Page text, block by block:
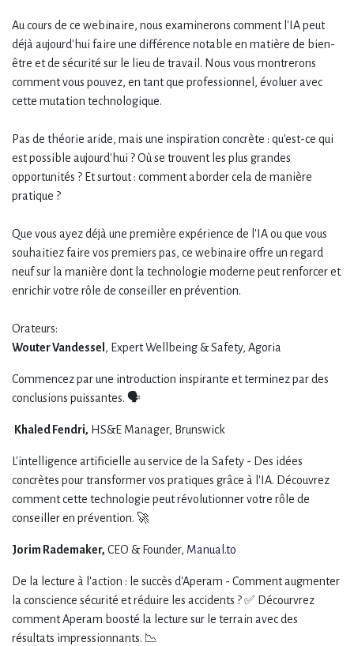
Au cours de ce webinaire, nous examinerons comment l'IA peut
déjà aujourd'hui faire une différence notable en matière de bien-
être et de sécurité sur le lieu de travail. Nous vous montrerons
comment vous pouvez, en tant que professionnel, évoluer avec
cette mutation technologique.
Pas de théorie aride, mais une inspiration concrète : qu'est-ce qui
est possible aujourd'hui ? Où se trouvent les plus grandes
opportunités ? Et surtout : comment aborder cela de manière
pratique ?
Que vous ayez déjà une première expérience de l'IA ou que vous
souhaitiez faire vos premiers pas, ce webinaire offre un regard
neuf sur la manière dont la technologie moderne peut renforcer et
enrichir votre rôle de conseiller en prévention.
Orateurs:
Wouter Vandessel , Expert Wellbeing & Safety, Agoria
Commencez par une introduction inspirante et terminez par des
conclusions puissantes. 🗣️
Khaled Fendri, HS&E Manager, Brunswick
L'intelligence artificielle au service de la Safety - Des idées
concrètes pour transformer vos pratiques grâce à l'IA. Découvrez
comment cette technologie peut révolutionner votre rôle de
conseiller en prévention. 🚀
Jorim Rademaker, CEO & Founder, Manual.to
De la lecture à l'action : le succès d'Aperam - Comment augmenter
la conscience sécurité et réduire les accidents ? ✅ Décourvrez
comment Aperam boosté la lecture sur le terrain avec des
résultats impressionnants. 📉